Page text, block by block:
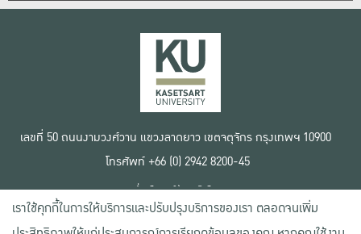
เลขที่ 50 ถนนงามวงศ์วาน แขวงลาดยาว เขตจตุจักร กรุงเทพฯ 10900
โทรศัพท์ +66 (0) 2942 8200-45
เงื่อนไขการใช้งานเว็บไซต์
ข้อตกลงด้านสิทธิ์ใช้งาน
นโยบายความเป็นส่วนตัว
เราใช้คุกกี้ในการให้บริการและปรับปรุงบริการของเรา ตลอดจนเพิ่ม